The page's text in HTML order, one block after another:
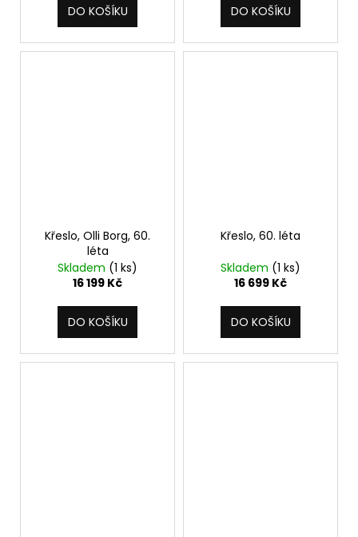
DO KOŠÍKU DO KOŠÍKU
Křeslo, Olli Borg, 60.
léta
Skladem (1 ks)
16 199 Kč
DO KOŠÍKU
Křeslo, 60. léta
Skladem (1 ks)
16 699 Kč
DO KOŠÍKU